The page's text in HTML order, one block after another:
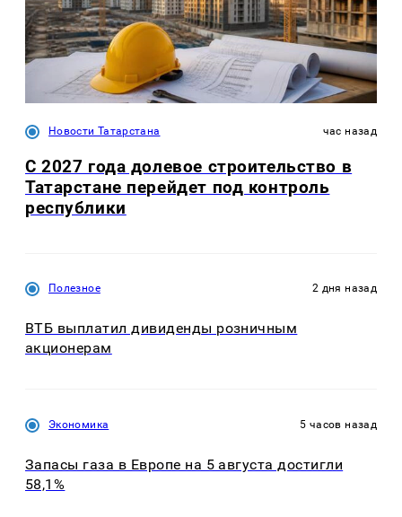
Новости Татарстана час назад
С 2027 года долевое строительство в
Татарстане перейдет под контроль
республики
Полезное 2 дня назад
ВТБ выплатил дивиденды розничным
акционерам
Экономика 5 часов назад
Запасы газа в Европе на 5 августа достигли
58,1%